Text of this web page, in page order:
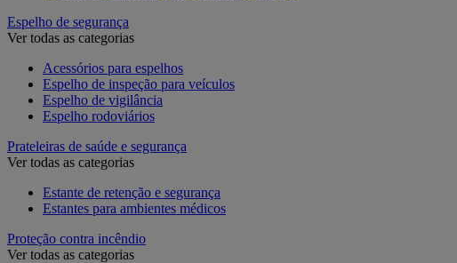
Espelho de segurança
Ver todas as categorias
Acessórios para espelhos
Espelho de inspeção para veículos
Espelho de vigilância
Espelho rodoviários
Prateleiras de saúde e segurança
Ver todas as categorias
Estante de retenção e segurança
Estantes para ambientes médicos
Proteção contra incêndio
Ver todas as categorias